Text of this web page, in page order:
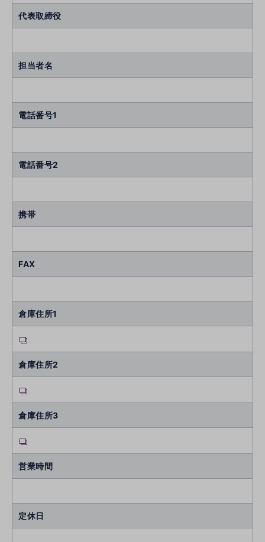
代表取締役
担当者名
電話番号1
電話番号2
携帯
FAX
倉庫住所1
倉庫住所2
倉庫住所3
営業時間
定休日